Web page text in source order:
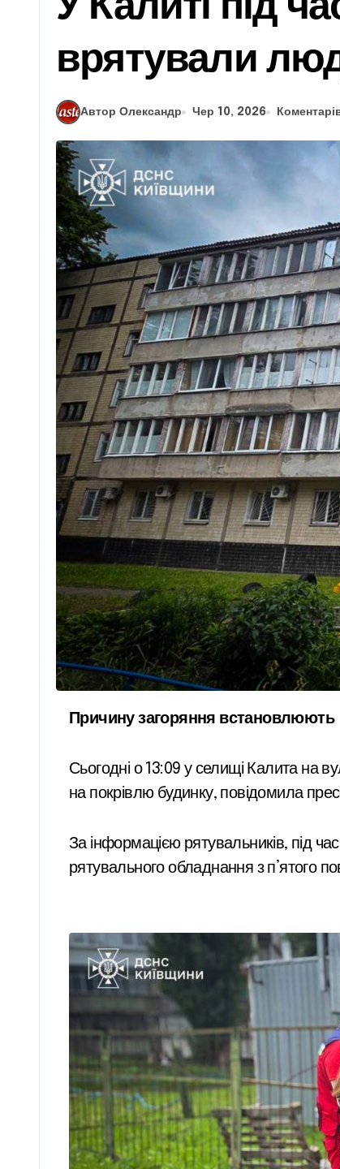
врятували
Автор Олександр Чер 10, 2026
Причину загоряння встановлюють
Сьогодні о 13:09 у селищі Калита на
на покрівлю будинку, повідомила
За інформацією рятувальників, під
рятувального обладнання з п’ятого